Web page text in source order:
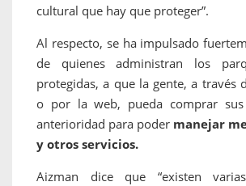
cultural que hay que proteger”.
Al respecto, se ha impulsado
de quienes administran los
protegidas, a que la gente, a través
o por la web, pueda comprar sus
anterioridad para poder manejar
y otros servicios.
Aizman dice que “existen